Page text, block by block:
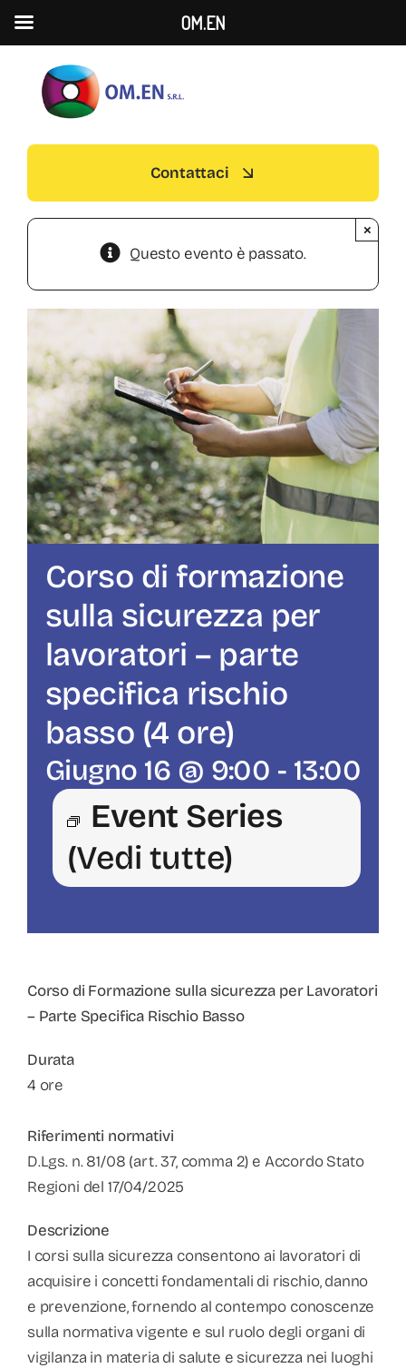
Contattaci
Questo evento è passato.
×
Corso di formazione
sulla sicurezza per
lavoratori – parte
specifica rischio
basso (4 ore)
Giugno 16 @ 9:00 - 13:00
Event Series
(Vedi tutte)
Corso di Formazione sulla sicurezza per Lavoratori
– Parte Specifica Rischio Basso
Durata
4 ore
Riferimenti normativi
D.Lgs. n. 81/08 (art. 37, comma 2) e Accordo Stato
Regioni del 17/04/2025
Descrizione
I corsi sulla sicurezza consentono ai lavoratori di
acquisire i concetti fondamentali di rischio, danno
e prevenzione, fornendo al contempo conoscenze
sulla normativa vigente e sul ruolo degli organi di
vigilanza in materia di salute e sicurezza nei luoghi
OM.EN